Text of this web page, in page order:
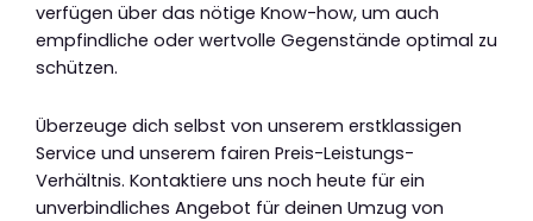
verfügen über das nötige Know-how, um auch
empfindliche oder wertvolle Gegenstände optimal zu
schützen.
Überzeuge dich selbst von unserem erstklassigen
Service und unserem fairen Preis-Leistungs-
Verhältnis. Kontaktiere uns noch heute für ein
unverbindliches Angebot für deinen Umzug von